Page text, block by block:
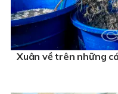
Xuân về trên những